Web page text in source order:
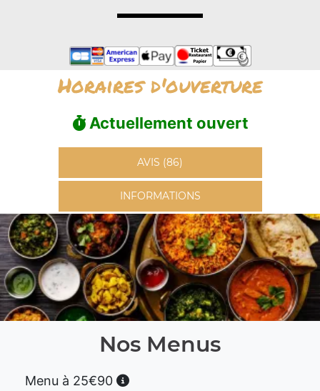
Horaires d'ouverture
Actuellement ouvert
AVIS (86)
INFORMATIONS
Nos Menus
Menu à 25€90